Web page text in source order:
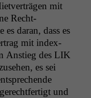
mit
Recht­
daran, dass es
mit index­
Anstieg des LIK
es sei
und